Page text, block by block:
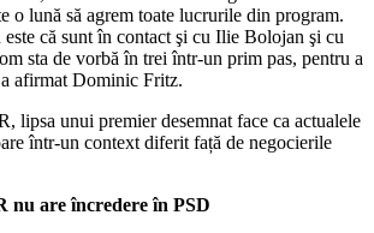
o lună să agrem toate lucrurile din program.
este că sunt în contact şi cu Ilie Bolojan şi cu
sta de vorbă în trei într-un prim pas, pentru a
afirmat Dominic Fritz.
lipsa unui premier desemnat face ca actualele
într-un context diferit față de negocierile
nu are încredere în PSD